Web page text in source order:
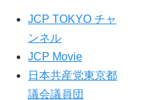
JCP TOKYO チャ
ンネル
JCP Movie
日本共産党東京都
議会議員団